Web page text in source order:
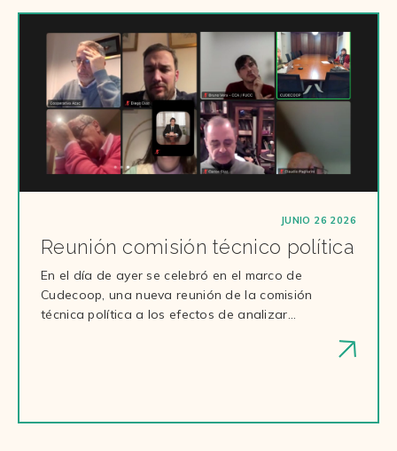
JUNIO 26 2026
Reunión comisión técnico política
En el día de ayer se celebró en el marco de
Cudecoop, una nueva reunión de la comisión
técnica política a los efectos de analizar…